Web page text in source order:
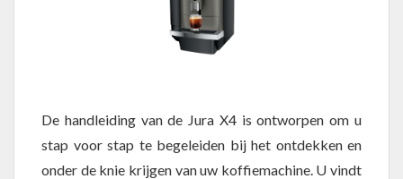
De handleiding van de Jura X4 is ontworpen om u
stap voor stap te begeleiden bij het ontdekken en
onder de knie krijgen van uw koffiemachine. U vindt